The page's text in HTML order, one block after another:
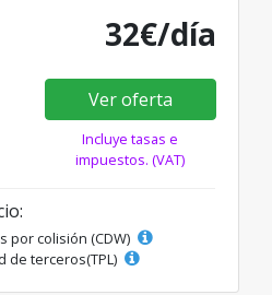
32€/día
Ver oferta
Incluye tasas e
impuestos. (VAT)
por colisión (CDW)
de terceros(TPL)